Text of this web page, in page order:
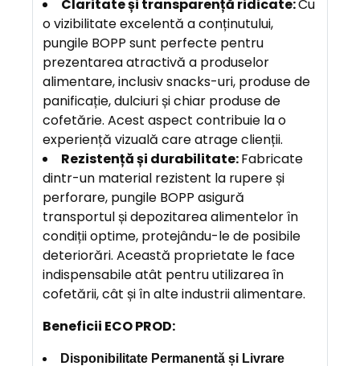
Claritate și transparență ridicate:Cu
o vizibilitate excelentă a conținutului,
pungile BOPP sunt perfecte pentru
prezentarea atractivă a produselor
alimentare, inclusiv snacks-uri, produse de
panificație, dulciuri și chiar produse de
cofetărie. Acest aspect contribuie la o
experiență vizuală care atrage clienții.
Rezistență și durabilitate:Fabricate
dintr-un material rezistent la rupere și
perforare, pungile BOPP asigură
transportul și depozitarea alimentelor în
condiții optime, protejându-le de posibile
deteriorări. Această proprietate le face
indispensabile atât pentru utilizarea în
cofetării, cât și în alte industrii alimentare.
Beneficii ECO PROD:
Disponibilitate Permanentă și Livrare